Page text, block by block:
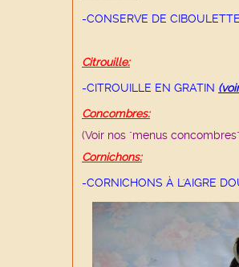
-CONSERVE DE
Citrouille:
-CITROUILLE EN GRATIN
Concombres:
(Voir nos "menus concombres"
Cornichons:
-CORNICHONS À L'AIGRE